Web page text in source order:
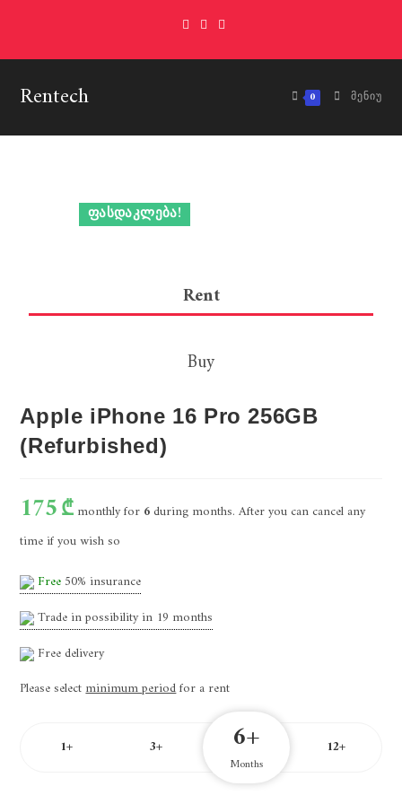
content
Rentech 0 ᲛᲔᲜᲘᲣ
ᲤᲐᲡᲓᲐᲙᲚᲔᲑᲐ!
Rent
Buy
Apple iPhone 16 Pro 256GB
(Refurbished)
175₾ monthly for 6during months. After you can cancel any
time if you wish so
Free 50% insurance
Trade in possibility in 19 months
Free delivery
Please selectminimum periodfor a rent
1+ 3+ 6+
Months
12+